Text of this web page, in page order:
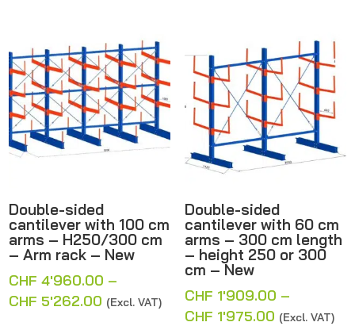
through
CHF
Double-sided
cantilever with 100 cm
arms – H250/300 cm
– Arm rack – New
CHF 4'960.00 –
CHF 5'262.00 Price
(Excl. VAT)
Double-sided
cantilever with 60 cm
arms – 300 cm length
– height 250 or 300
cm – New
CHF 1'909.00 –
CHF 1'975.00Price
(Excl. VAT)